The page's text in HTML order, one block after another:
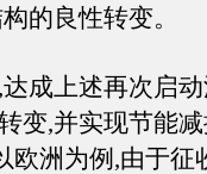
的良性转变。
上述再次启动
变,并实现节能
欧洲为例,由于征